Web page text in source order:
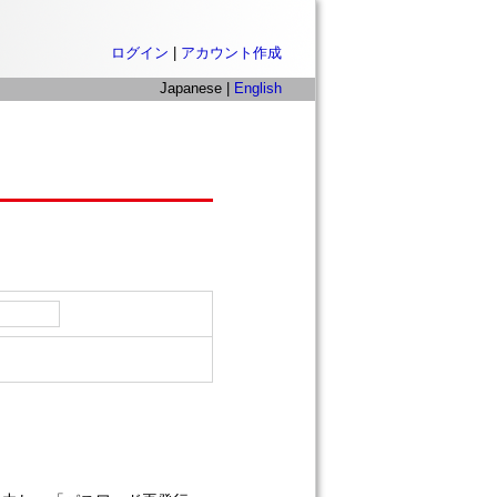
ログイン アカウント作成
Japanese | English